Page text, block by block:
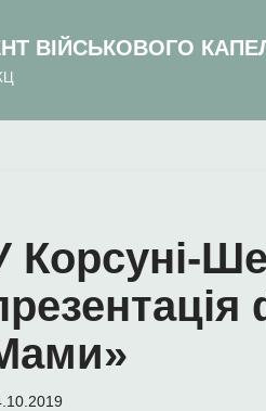
ВІЙСЬКОВОГО
Корсуні-